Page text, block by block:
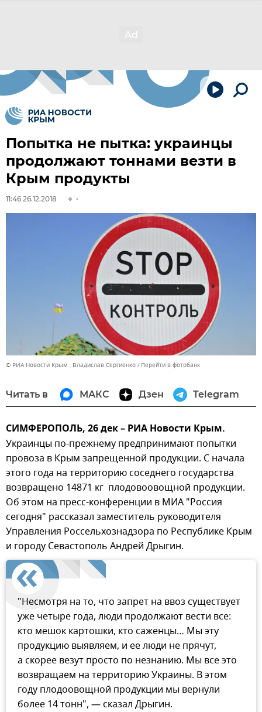
Попытка не пытка: украинцы
продолжают тоннами везти в
Крым продукты
11:46 26.12.2018
© РИА Новости Крым . Владислав Сергиенко Перейти в фотобанк
Читать в МАКС Дзен Telegram
СИМФЕРОПОЛЬ, 26 дек – РИА Новости Крым.
Украинцы по-прежнему предпринимают попытки
провоза в Крым запрещенной продукции. С начала
этого года на территорию соседнего государства
возвращено 14871 кг плодовоовощной продукции.
Об этом на пресс-конференции в МИА "Россия
сегодня" рассказал заместитель руководителя
Управления Россельхознадзора по Республике Крым
и городу Севастополь Андрей Дрыгин.
"Несмотря на то, что запрет на ввоз существует
уже четыре года, люди продолжают вести все:
кто мешок картошки, кто саженцы… Мы эту
продукцию выявляем, и ее люди не прячут,
а скорее везут просто по незнанию. Мы все это
возвращаем на территорию Украины. В этом
году плодоовощной продукции мы вернули
более 14 тонн", — сказал Дрыгин.